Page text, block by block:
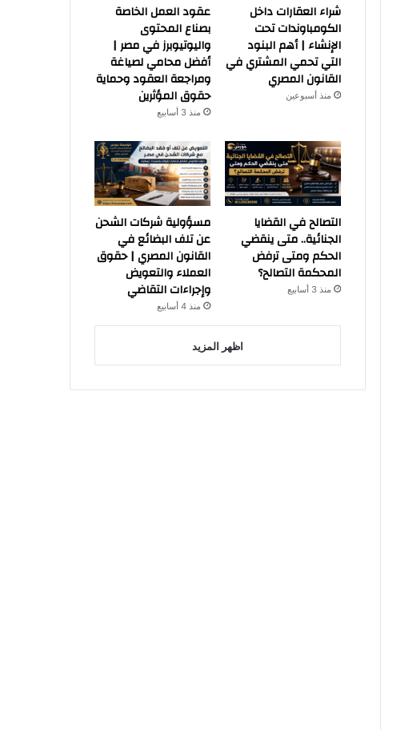
شراء العقارات داخل
الكومباوندات تحت
الإنشاء | أهم البنود
التي تحمي المشتري في
القانون المصري
منذ أسبوعين
عقود العمل الخاصة
بصناع المحتوى
واليوتيوبرز في مصر |
أفضل محامي لصياغة
ومراجعة العقود وحماية
حقوق المؤثرين
منذ 3 أسابيع
التصالح في القضايا
الجنائية.. متى ينقضي
الحكم ومتى ترفض
المحكمة التصالح؟
منذ 3 أسابيع
مسؤولية شركات الشحن
عن تلف البضائع في
القانون المصري | حقوق
العملاء والتعويض
وإجراءات التقاضي
منذ 4 أسابيع
اظهر المزيد